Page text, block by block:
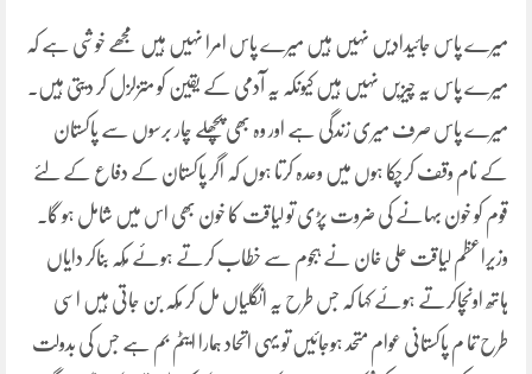
میرے پاس جائیدادیں نہیں ہیں میرے پاس امرا نہیں ہیں مجھے خوشی ہے کہ
میرے پاس یہ چیزیں نہیں ہیں کیونکہ یہ آدمی کے یقین کو متزلزل کر دیتی ہیں۔
میرے پاس صرف میری زندگی ہے اور وہ بھی پچھلے چار برسوں سے پاکستان
کے نام وقف کرچکا ہوں میں وعدہ کرتا ہوں کہ اگر پاکستان کے دفاع کے لئے
قوم کو خون بہانے کی ضروت پڑی تو لیاقت کا خون بھی اس میں شامل ہو گا۔
وزیراعظم لیاقت علی خان نے ہجوم سے خطاب کرتے ہوئے مُکہ بناکر دایاں
ہاتھ اونچاکرتے ہوئے کہا کہ جس طرح یہ انگلیاں مل کر مُکہ بن جاتی ہیں اسی
طرح تما م پاکستانی عوام متحد ہوجائیں تو یہی اتحاد ہمارا ایٹم بم ہے جس کی بدولت